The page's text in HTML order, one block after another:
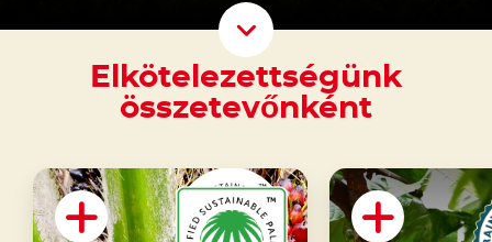
Scroll
Elkötelezettségünk
összetevőnként